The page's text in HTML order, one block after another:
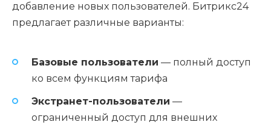
добавление новых пользователей. Битрикс24
предлагает различные варианты:
Базовые пользователи — полный доступ
ко всем функциям тарифа
Экстранет-пользователи —
ограниченный доступ для внешних